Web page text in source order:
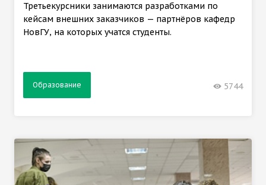
Третьекурсники занимаются разработками по
кейсам внешних заказчиков — партнёров кафедр
НовГУ, на которых учатся студенты.
Образование 5744